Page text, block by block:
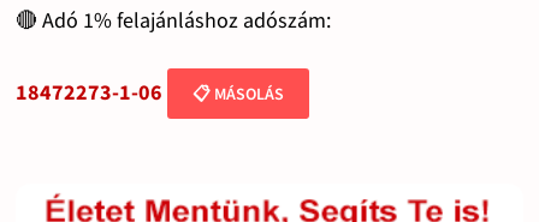
🔴 Adó 1% felajánláshoz adószám:
18472273-1-06 📋 MÁSOLÁS